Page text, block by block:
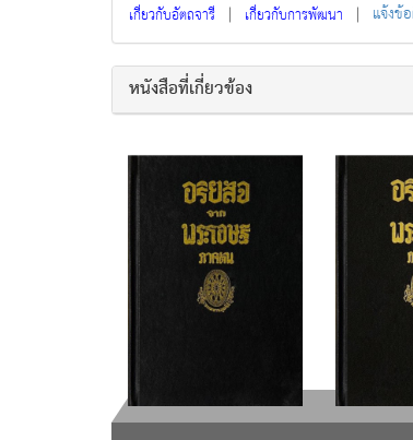
เกี่ยวกับอัตถจารี | เกี่ยวกับการพัฒนา | แจ้งข้
หนังสือที่เกี่ยวข้อง